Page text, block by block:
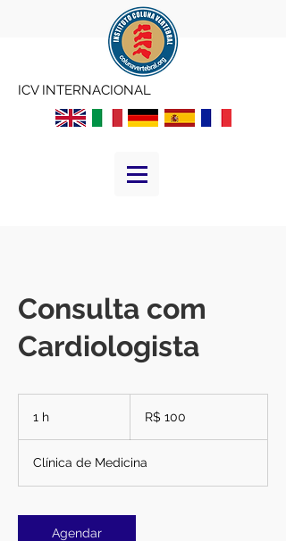
ICV INTERNACIONAL
Consulta com
Cardiologista
1 h
brasileiros
R$ 100
Clínica de Medicina
Agendar